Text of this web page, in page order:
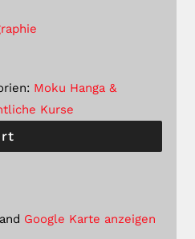
Moku Hanga &
Kurse
Google Karte anzeigen